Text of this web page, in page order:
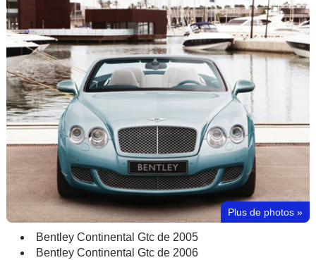
Plus de photos »
Bentley Continental Gtc de 2005
Bentley Continental Gtc de 2006